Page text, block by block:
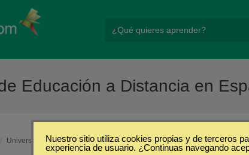
Educación a Distancia en
/ Universidad Nacional de Educación a Distancia
Nuestro sitio utiliza cookies propias y de terceros
experiencia de usuario. ¿Continuas navegando